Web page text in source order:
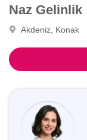
Naz Gelinlik
Akdeniz, Konak